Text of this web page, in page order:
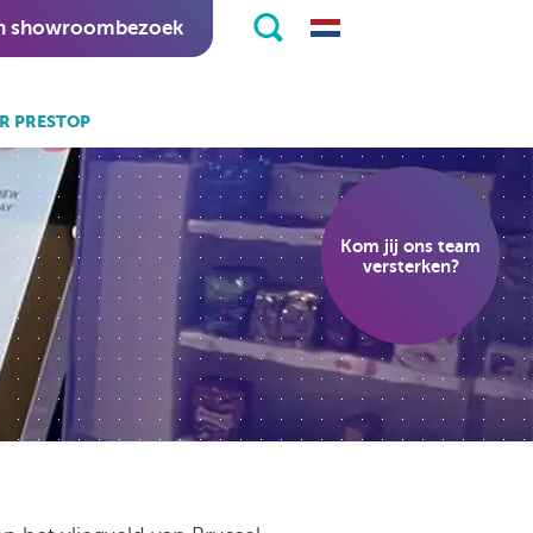
showroombezoek
ook:
software.
software.
PRESTOP
Kom jij ons team
versterken?